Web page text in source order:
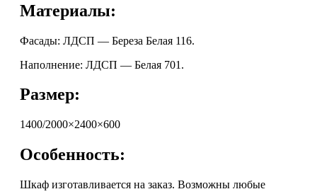
Материалы:
Фасады: ЛДСП — Береза Белая 116.
Наполнение: ЛДСП — Белая 701.
Размер:
1400/2000×2400×600
Особенность:
Шкаф изготавливается на заказ. Возможны любые